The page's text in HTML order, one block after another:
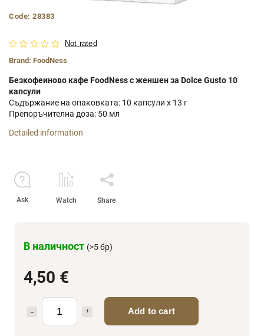
Code: 28383
Not rated
Brand: FoodNess
4,50 €
Add to cart
В наличност (>5 бр)
Безкофеиново кафе FoodNess с женшен за Dolce Gusto 10
капсули
Съдържание на опаковката: 10 капсули x 13 г
Препоръчителна доза: 50 мл
Detailed information
Ask Watch Share